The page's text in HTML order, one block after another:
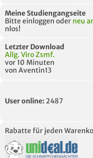
Meine Studiengangseite
Bitte einloggen oder neu
nlos!
Letzter Download
Allg. Viro Zsmf.
vor 10 Minuten
von Aventin13
User online: 2487
Rabatte für jeden